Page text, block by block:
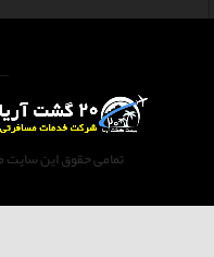
تمامی حقوق این